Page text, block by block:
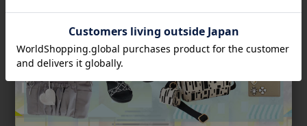
Category
アイテムカテゴリー